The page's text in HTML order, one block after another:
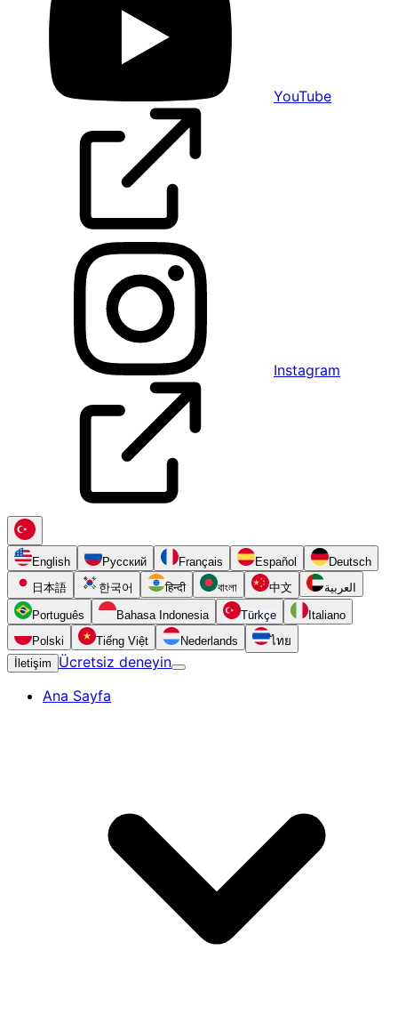
YouTube
Instagram
English Русский Français Español
Deutsch
日本語
한국어 हिन्दी বাংলা 中文 العربية
Português Bahasa Indonesia Türkçe
Italiano
Polski
Tiếng Việt Nederlands
ไทย
İletişim
Ücretsiz deneyin
Ana Sayfa